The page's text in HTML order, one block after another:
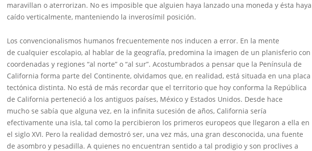
maravillan o aterrorizan. No es imposible que alguien haya lanzado una moneda y ésta haya
caído verticalmente, manteniendo la inverosímil posición.
Los convencionalismos humanos frecuentemente nos inducen a error. En la mente
de cualquier escolapio, al hablar de la geografía, predomina la imagen de un planisferio con
coordenadas y regiones “al norte” o “al sur”. Acostumbrados a pensar que la Península de
California forma parte del Continente, olvidamos que, en realidad, está situada en una placa
tectónica distinta. No está de más recordar que el territorio que hoy conforma la República
de California perteneció a los antiguos países, México y Estados Unidos. Desde hace
mucho se sabía que alguna vez, en la infinita sucesión de años, California sería
efectivamente una isla, tal como la percibieron los primeros europeos que llegaron a ella en
el siglo XVI. Pero la realidad demostró ser, una vez más, una gran desconocida, una fuente
de asombro y pesadilla. A quienes no encuentran sentido a tal prodigio y son proclives a